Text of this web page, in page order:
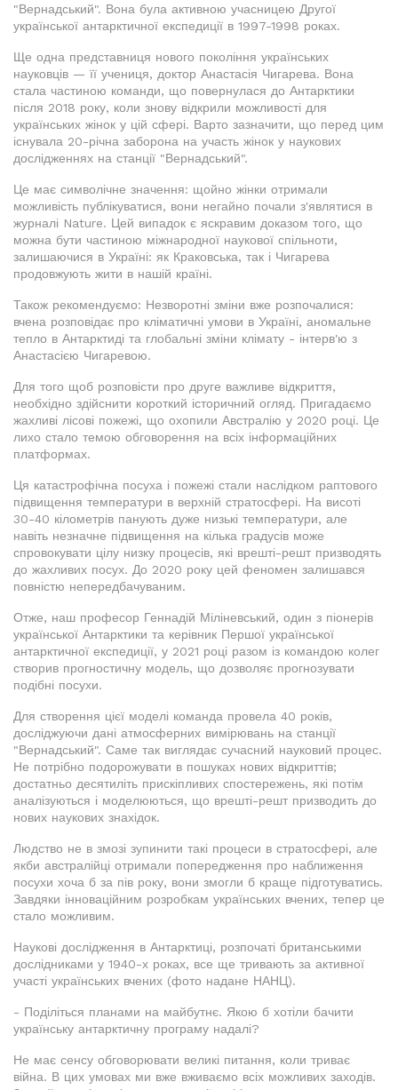
"Вернадський". Вона була активною учасницею Другої
української антарктичної експедиції в 1997-1998 роках.
Ще одна представниця нового покоління українських
науковців — її учениця, доктор Анастасія Чигарева. Вона
стала частиною команди, що повернулася до Антарктики
після 2018 року, коли знову відкрили можливості для
українських жінок у цій сфері. Варто зазначити, що перед цим
існувала 20-річна заборона на участь жінок у наукових
дослідженнях на станції "Вернадський".
Це має символічне значення: щойно жінки отримали
можливість публікуватися, вони негайно почали з'являтися в
журналі Nature. Цей випадок є яскравим доказом того, що
можна бути частиною міжнародної наукової спільноти,
залишаючися в Україні: як Краковська, так і Чигарева
продовжують жити в нашій країні.
Також рекомендуємо: Незворотні зміни вже розпочалися:
вчена розповідає про кліматичні умови в Україні, аномальне
тепло в Антарктиді та глобальні зміни клімату - інтерв'ю з
Анастасією Чигаревою.
Для того щоб розповісти про друге важливе відкриття,
необхідно здійснити короткий історичний огляд. Пригадаємо
жахливі лісові пожежі, що охопили Австралію у 2020 році. Це
лихо стало темою обговорення на всіх інформаційних
платформах.
Ця катастрофічна посуха і пожежі стали наслідком раптового
підвищення температури в верхній стратосфері. На висоті
30-40 кілометрів панують дуже низькі температури, але
навіть незначне підвищення на кілька градусів може
спровокувати цілу низку процесів, які врешті-решт призводять
до жахливих посух. До 2020 року цей феномен залишався
повністю непередбачуваним.
Отже, наш професор Геннадій Міліневський, один з піонерів
української Антарктики та керівник Першої української
антарктичної експедиції, у 2021 році разом із командою колег
створив прогностичну модель, що дозволяє прогнозувати
подібні посухи.
Для створення цієї моделі команда провела 40 років,
досліджуючи дані атмосферних вимірювань на станції
"Вернадський". Саме так виглядає сучасний науковий процес.
Не потрібно подорожувати в пошуках нових відкриттів;
достатньо десятиліть прискіпливих спостережень, які потім
аналізуються і моделюються, що врешті-решт призводить до
нових наукових знахідок.
Людство не в змозі зупинити такі процеси в стратосфері, але
якби австралійці отримали попередження про наближення
посухи хоча б за пів року, вони змогли б краще підготуватись.
Завдяки інноваційним розробкам українських вчених, тепер це
стало можливим.
Наукові дослідження в Антарктиці, розпочаті британськими
дослідниками у 1940-х роках, все ще тривають за активної
участі українських вчених (фото надане НАНЦ).
- Поділіться планами на майбутнє. Якою б хотіли бачити
українську антарктичну програму надалі?
Не має сенсу обговорювати великі питання, коли триває
війна. В цих умовах ми вже вживаємо всіх можливих заходів.